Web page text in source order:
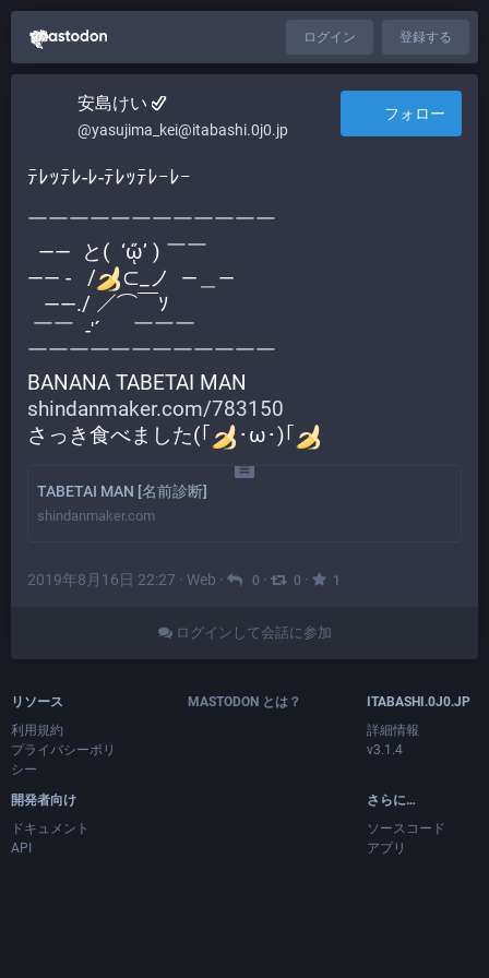
ログイン 登録する
安島けい
@yasujima_kei@itabashi.0j0.jp
フォロー
ﾃﾚｯﾃﾚ-ﾚ-ﾃﾚｯﾃﾚｰﾚｰ
￣￣￣￣￣￣￣￣￣￣￣￣
  ――  と(  ‘ᾥ’ ) ￣￣
―― ‐   /
⊂_ノ  ―＿―
   ――./ ／⌒￣ｿ
￣￣  -'´      ￣￣￣
￣￣￣￣￣￣￣￣￣￣￣￣
BANANA TABETAI MAN
shindanmaker.com/783150
さっき食べました(｢
･ω･)｢
TABETAI MAN [名前診断]
shindanmaker.com
2019年8月16日 22:27 · Web · 0 · 0 · 1
ログインして会話に参加
リソース
利用規約
プライバシーポリ
シー
開発者向け
ドキュメント
API
MASTODON とは？
ITABASHI.0J0.JP
詳細情報
v3.1.4
さらに…
ソースコード
アプリ